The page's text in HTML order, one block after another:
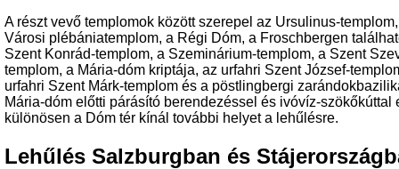
A részt vevő templomok között szerepel az Ursulinus-
Városi plébániatemplom, a Régi Dóm, a Froschbergen
Szent Konrád-templom, a Szeminárium-templom, a Szent
templom, a Mária-dóm kriptája, az urfahri Szent József-
urfahri Szent Márk-templom és a pöstlingbergi
Mária-dóm előtti párásító berendezéssel és ivóvíz-szökőkúttal
különösen a Dóm tér kínál további helyet a lehűlésre.
Lehűlés Salzburgban és